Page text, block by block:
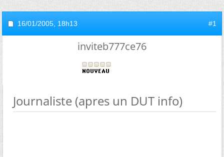
16/01/2005, 18h13 #1
inviteb777ce76
Journaliste (apres un DUT info)